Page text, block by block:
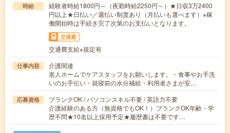
時給
経験者時給1800円～（夜勤時給2250円～）★日収3万2400
円以上★日払い／週払い制度あり（月払いも選べます）※稼
働開始時は手続き完了次第のお支払いとなります。
交通費
交通費支給※規定有
仕事内容
介護関連
老人ホームでケアスタッフをお願いします。・食事やお手洗
いのお手伝い・就寝前の水分補給・利用者さまが安…
応募資格
ブランクOK / パソコンスキル不要 / 英語力不要
介護経験のある方（無資格でもOK！）ブランクOK年齢・学
歴不問★10名以上採用予定★履歴書は不要です…